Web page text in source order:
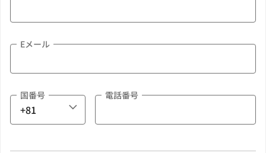
Eメール
国番号 電話番号